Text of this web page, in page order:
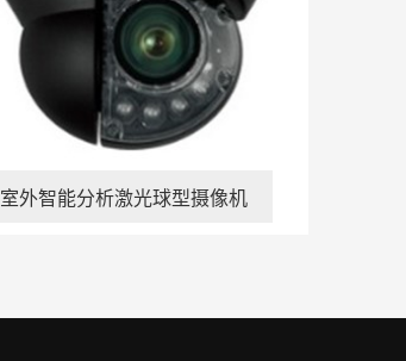
室外智能分析激光球型摄像机